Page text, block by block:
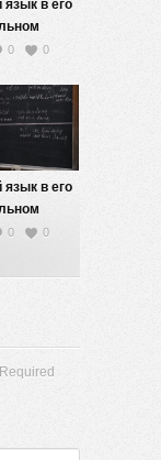
язык в его
— 10
0 0
язык в его
— 8
0 0